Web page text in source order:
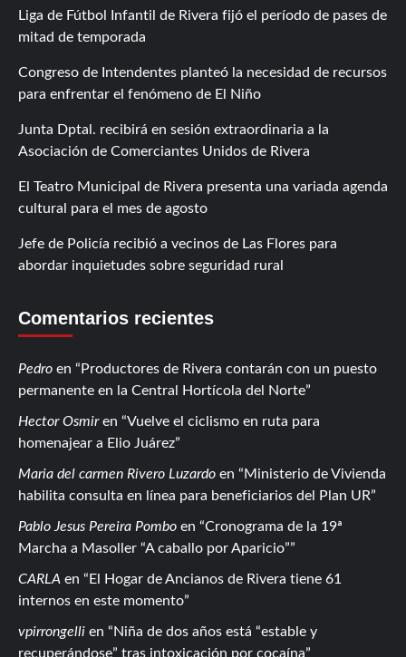
Liga de Fútbol Infantil de Rivera fijó el período de pases de
mitad de temporada
Congreso de Intendentes planteó la necesidad de recursos
para enfrentar el fenómeno de El Niño
Junta Dptal. recibirá en sesión extraordinaria a la
Asociación de Comerciantes Unidos de Rivera
El Teatro Municipal de Rivera presenta una variada agenda
cultural para el mes de agosto
Jefe de Policía recibió a vecinos de Las Flores para
abordar inquietudes sobre seguridad rural
Comentarios recientes
Pedro en
Productores de Rivera contarán con un puesto
permanente en la Central Hortícola del Norte
Hector Osmiren
Vuelve el ciclismo en ruta para
homenajear a Elio Juárez
Maria del carmen Rivero Luzardo en
Ministerio de Vivienda
habilita consulta en línea para beneficiarios del Plan UR
Pablo Jesus Pereira Pombo en
Cronograma de la 19ª
Marcha a Masoller “A caballo por Aparicio”
CARLA en
El Hogar de Ancianos de Rivera tiene 61
internos en este momento
vpirrongelli en
Niña de dos años está “estable y
recuperándose” tras intoxicación por cocaína